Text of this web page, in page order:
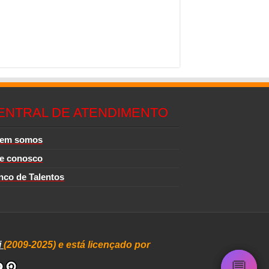
DE ATENDIMENTO
somos
conosco
de Talentos
(2009-2025) e está licençado por